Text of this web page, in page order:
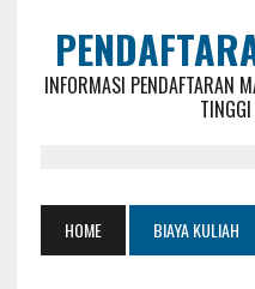
INFORMASI PENDAFTARAN
HOME BIAYA KULIAH